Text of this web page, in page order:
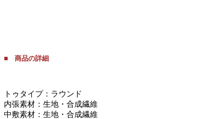
■ 商品の詳細
トゥタイプ：ラウンド
内張素材：生地・合成繊維
中敷素材：生地・合成繊維